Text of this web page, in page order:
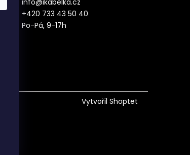
+420 733 43 50 40
Po-Pá, 9-17h
Vytvořil Shoptet